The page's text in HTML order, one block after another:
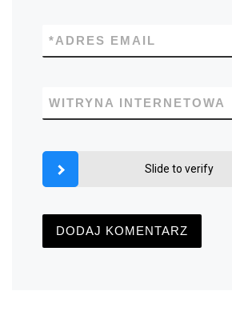
ADRES EMAIL
*
WITRYNA INTERNETOWA
Slide to verify